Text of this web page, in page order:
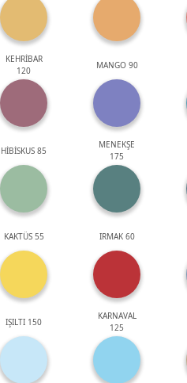
KEHRİBAR
120
MANGO 90
HİBİSKUS 85
MENEKŞE
175
KAKTÜS 55 IRMAK 60
IŞILTI 150
KARNAVAL
125